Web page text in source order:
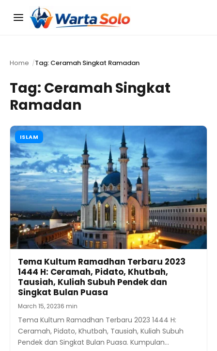
Menu
Home Tag: Ceramah Singkat Ramadan
Tag: Ceramah Singkat
Ramadan
ISLAM
Tema Kultum Ramadhan Terbaru 2023
1444 H: Ceramah, Pidato, Khutbah,
Tausiah, Kuliah Subuh Pendek dan
Singkat Bulan Puasa
March 15, 20236 min
Tema Kultum Ramadhan Terbaru 2023 1444 H:
Ceramah, Pidato, Khutbah, Tausiah, Kuliah Subuh
Pendek dan Singkat Bulan Puasa. Kumpulan…